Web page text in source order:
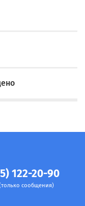
122-20-90
сообщения)